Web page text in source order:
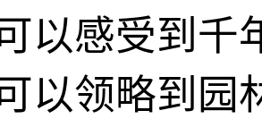
以感受到千
以领略到园